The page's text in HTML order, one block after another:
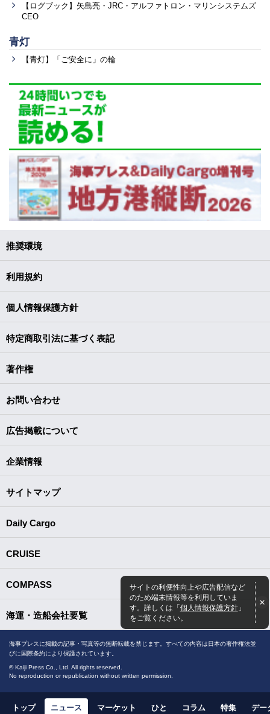
【ログブック】矢島亮・JRC・アルファトロン・マリンシステムズ
CEO
青灯
【青灯】「ご安全に」の輪
サイトの利便性向上や広告配信など
のため端末情報等を利用していま
す。詳しくは「個人情報保護方針」
をご覧ください。
推奨環境
利用規約
個人情報保護方針
特定商取引法に基づく表記
著作権
お問い合わせ
広告掲載について
企業情報
サイトマップ
Daily Cargo
CRUISE
COMPASS
海運・造船会社要覧
海事プレスに掲載の記事・写真等の無断転載を禁じます。すべての内容は日本の著作権法並
びに国際条約により保護されています。
© Kaiji Press Co., Ltd. All rights reserved.
No reproduction or republication without written permission.
トップ ニュース マーケット ひと コラム 特集 デー